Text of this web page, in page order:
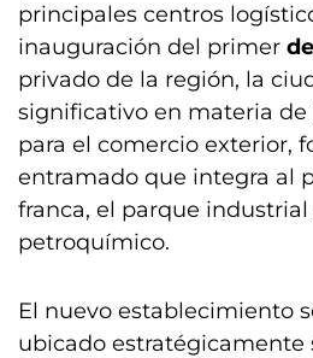
principales centros
inauguración del primer
privado de la región, la
significativo en materia de
para el comercio exterior,
entramado que integra al
franca, el parque
petroquímico.
El nuevo establecimiento
ubicado estratégicamente